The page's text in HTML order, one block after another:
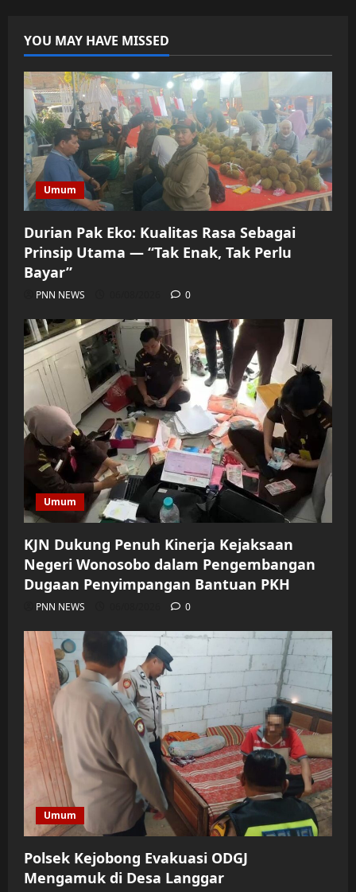
YOU MAY HAVE MISSED
Umum
Durian Pak Eko: Kualitas Rasa Sebagai
Prinsip Utama — “Tak Enak, Tak Perlu
Bayar”
PNN NEWS 0
Umum
KJN Dukung Penuh Kinerja Kejaksaan
Negeri Wonosobo dalam Pengembangan
Dugaan Penyimpangan Bantuan PKH
PNN NEWS 0
Umum
Polsek Kejobong Evakuasi ODGJ
Mengamuk di Desa Langgar